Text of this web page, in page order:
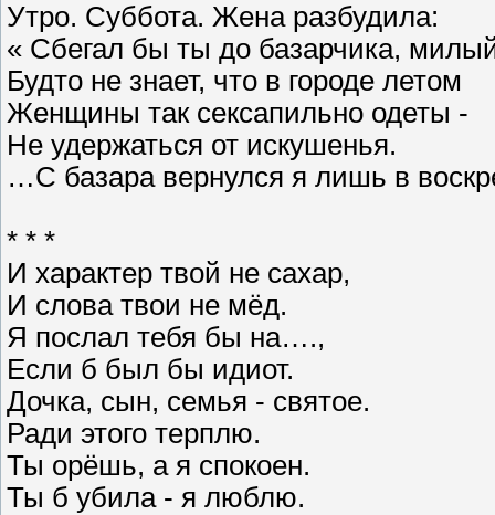
Утро. Суббота. Жена разбудила:
« Сбегал бы ты до базарчика,
Будто не знает, что в городе летом
Женщины так сексапильно одеты -
Не удержаться от искушенья.
…С базара вернулся я лишь в
* * *
И характер твой не сахар,
И слова твои не мёд.
Я послал тебя бы на….,
Если б был бы идиот.
Дочка, сын, семья - святое.
Ради этого терплю.
Ты орёшь, а я спокоен.
Ты б убила - я люблю.